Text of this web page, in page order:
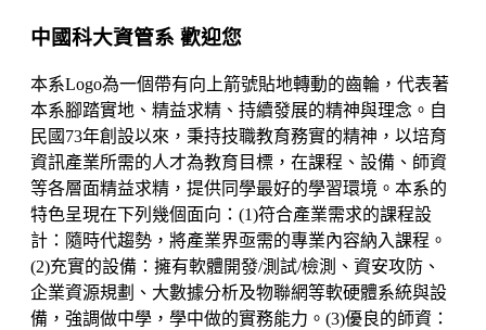
中國科大資管系 歡迎您
本系Logo為一個帶有向上箭號貼地轉動的齒輪，代表著
本系腳踏實地、精益求精、持續發展的精神與理念。自
民國73年創設以來，秉持技職教育務實的精神，以培育
資訊產業所需的人才為教育目標，在課程、設備、師資
等各層面精益求精，提供同學最好的學習環境。本系的
特色呈現在下列幾個面向：(1)符合產業需求的課程設
計：隨時代趨勢，將產業界亟需的專業內容納入課程。
(2)充實的設備：擁有軟體開發/測試/檢測、資安攻防、
企業資源規劃、大數據分析及物聯網等軟硬體系統與設
備，強調做中學，學中做的實務能力。(3)優良的師資：